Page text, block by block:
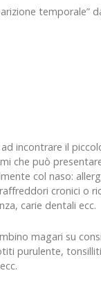
temporale”
incontrare il
che può
col naso:
cronici o
carie dentali ecc.
magari su
purulente,